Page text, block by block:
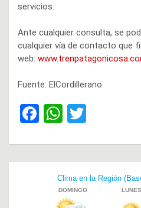
servicios.
Ante cualquier consulta, se
cualquier vía de contacto que
web:
Fuente: ElCordillerano
F
ce
W
at
s
A
tt
er